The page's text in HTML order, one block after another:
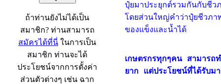
ถ้าท่านยังไม่ได้เป็น
สมาชิก? ท่านสามารถ
สมัครได้ที่นี่ ในการเป็น
สมาชิก ท่านจะได้
ประโยชน์จากการตั้งค่า
ส่วนตัวต่างๆ เช่น ฉาก
ปุ๋ยมาประยุกต์รวมกันกับชีว
โดยส่วนใหญ่คำว่าปุ๋ยชีวภ
ของแข็งและน้ำได้
เกษตรกรทุกๆคน สามารถ
ยาก แต่ประโยชน์ที่ได้รับม